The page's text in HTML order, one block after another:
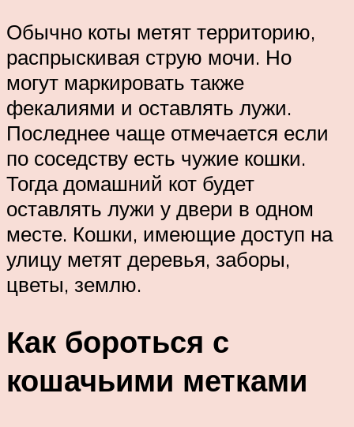
Обычно коты метят территорию,
распрыскивая струю мочи. Но
могут маркировать также
фекалиями и оставлять лужи.
Последнее чаще отмечается если
по соседству есть чужие кошки.
Тогда домашний кот будет
оставлять лужи у двери в одном
месте. Кошки, имеющие доступ на
улицу метят деревья, заборы,
цветы, землю.
Как бороться с
кошачьими метками